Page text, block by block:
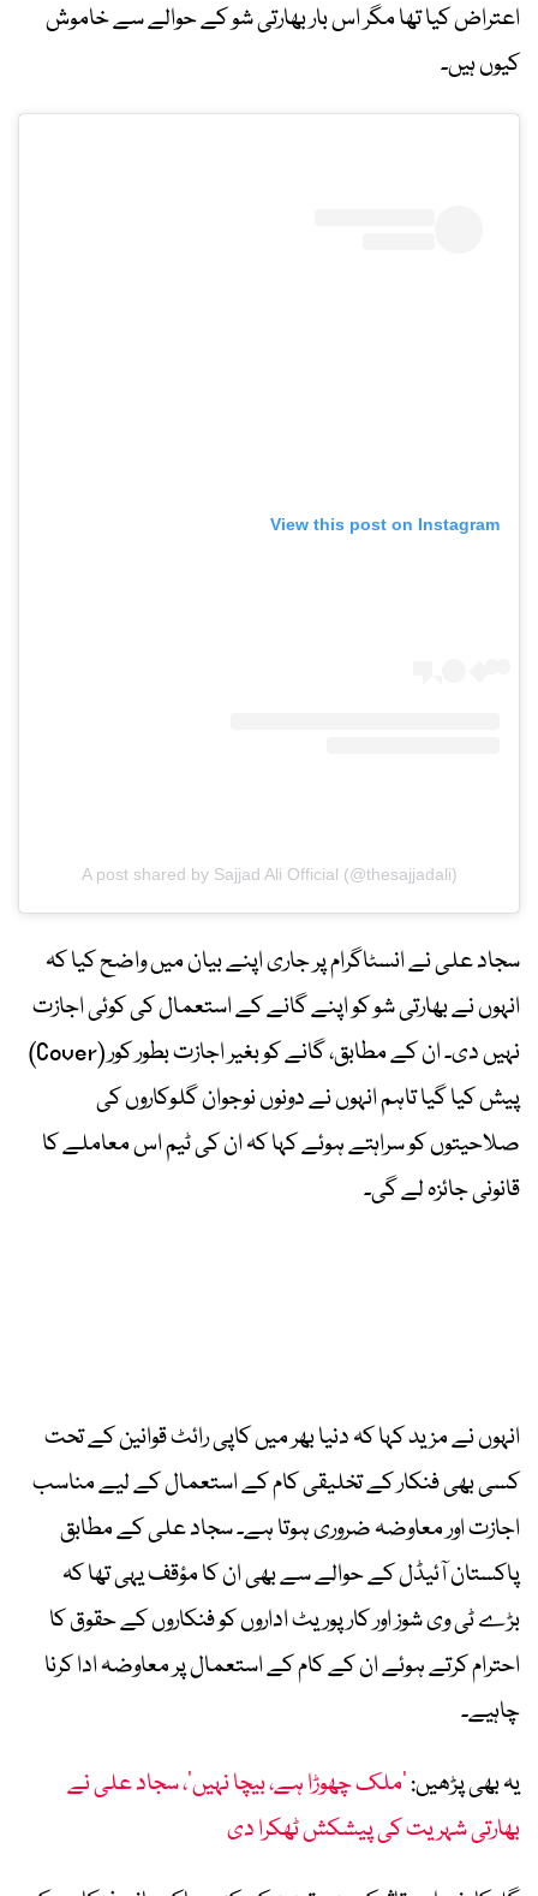
اعتراض کیا تھا مگر اس بار بھارتی شو کے حوالے سے خاموش
کیوں ہیں۔
View this post on Instagram
A post shared by Sajjad Ali Official (@thesajjadali)
سجاد علی نے انسٹاگرام پر جاری اپنے بیان میں واضح کیا کہ
انہوں نے بھارتی شو کو اپنے گانے کے استعمال کی کوئی اجازت
نہیں دی۔ ان کے مطابق، گانے کو بغیر اجازت بطور کور (Cover)
پیش کیا گیا تاہم انہوں نے دونوں نوجوان گلوکاروں کی
صلاحیتوں کو سراہتے ہوئے کہا کہ ان کی ٹیم اس معاملے کا
قانونی جائزہ لے گی۔
انہوں نے مزید کہا کہ دنیا بھر میں کاپی رائٹ قوانین کے تحت
کسی بھی فنکار کے تخلیقی کام کے استعمال کے لیے مناسب
اجازت اور معاوضہ ضروری ہوتا ہے۔ سجاد علی کے مطابق
پاکستان آئیڈل کے حوالے سے بھی ان کا مؤقف یہی تھا کہ
بڑے ٹی وی شوز اور کارپوریٹ اداروں کو فنکاروں کے حقوق کا
احترام کرتے ہوئے ان کے کام کے استعمال پر معاوضہ ادا کرنا
چاہیے۔
یہ بھی پڑھیں:’ملک چھوڑا ہے، بیچا نہیں‘، سجاد علی نے
بھارتی شہریت کی پیشکش ٹھکرا دی